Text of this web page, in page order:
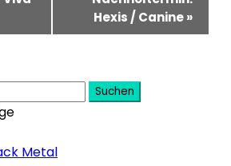
Hexis / Canine»
Suchen
Metal